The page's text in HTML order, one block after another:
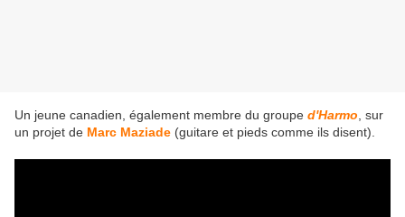
Un jeune canadien, également membre du groupe d'Harmo , sur
un projet de Marc Maziade (guitare et pieds comme ils disent).